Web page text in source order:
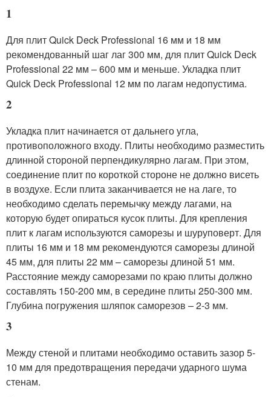
1
Для плит Quick Deck Professional 16 мм и 18 мм
рекомендованный шаг лаг 300 мм, для плит Quick Deck
Professional 22 мм – 600 мм и меньше. Укладка плит
Quick Deck Professional 12 мм по лагам недопустима.
2
Укладка плит начинается от дальнего угла,
противоположного входу. Плиты необходимо разместить
длинной стороной перпендикулярно лагам. При этом,
соединение плит по короткой стороне не должно висеть
в воздухе. Если плита заканчивается не на лаге, то
необходимо сделать перемычку между лагами, на
которую будет опираться кусок плиты. Для крепления
плит к лагам используются саморезы и шуруповерт. Для
плиты 16 мм и 18 мм рекомендуются саморезы длиной
45 мм, для плиты 22 мм – саморезы длиной 51 мм.
Расстояние между саморезами по краю плиты должно
составлять 150-200 мм, в середине плиты 250-300 мм.
Глубина погружения шляпок саморезов – 2-3 мм.
3
Между стеной и плитами необходимо оставить зазор 5-
10 мм для предотвращения передачи ударного шума
стенам.